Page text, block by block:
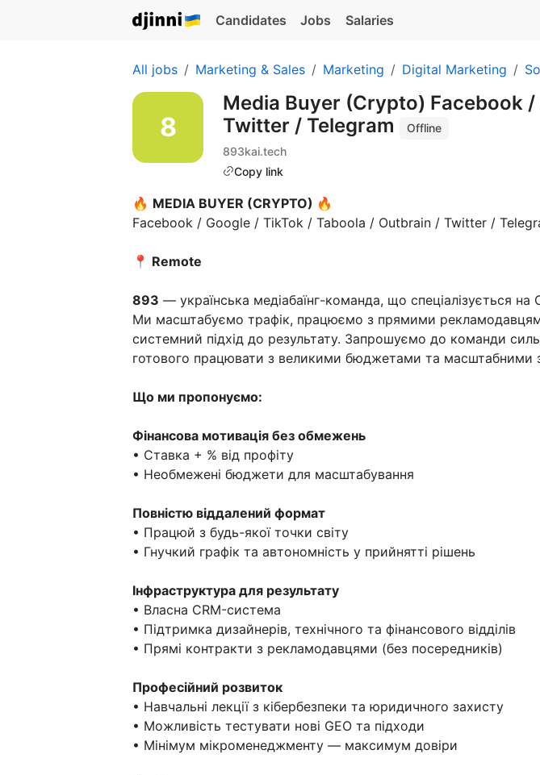
Candidates Jobs Salaries
All jobs Marketing & Sales Marketing Digital Marketing
Media Buyer (Crypto) Facebook
Twitter / Telegram
Offline
893kai.tech
Copy link
🔥 MEDIA BUYER (CRYPTO) 🔥
Facebook / Google / TikTok / Taboola / Outbrain / Twitter /
📍 Remote
893 — українська медіабаїнг-команда, що спеціалізується на
Ми масштабуємо трафік, працюємо з прямими
системний підхід до результату. Запрошуємо до команди
готового працювати з великими бюджетами та масштабними
Що ми пропонуємо:
Фінансова мотивація без обмежень
• Ставка + % від профіту
• Необмежені бюджети для масштабування
Повністю віддалений формат
• Працюй з будь-якої точки світу
• Гнучкий графік та автономність у прийнятті рішень
Інфраструктура для результату
• Власна CRM-система
• Підтримка дизайнерів, технічного та фінансового відділів
• Прямі контракти з рекламодавцями (без посередників)
Професійний розвиток
• Навчальні лекції з кібербезпеки та юридичного захисту
• Можливість тестувати нові GEO та підходи
• Мінімум мікроменеджменту — максимум довіри